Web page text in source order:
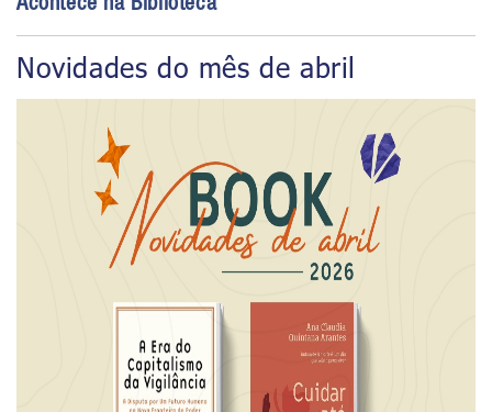
Acontece na Biblioteca
Novidades do mês de abril